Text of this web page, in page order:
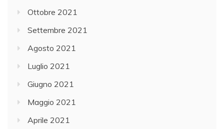
Ottobre 2021
Settembre 2021
Agosto 2021
Luglio 2021
Giugno 2021
Maggio 2021
Aprile 2021